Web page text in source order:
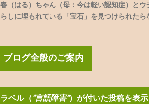
春（はる）ちゃん（母：今は軽い認知症）と
らしに埋もれている「宝石」を見つけられた
ブログ全般のご案内
ラベル（ 言語障害 ）が付いた投稿を表